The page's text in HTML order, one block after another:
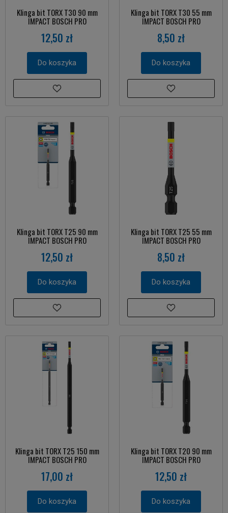
Klinga bit TORX T30 90 mm
IMPACT BOSCH PRO
12,50 zł
Do koszyka
Klinga bit TORX T30 55 mm
IMPACT BOSCH PRO
8,50 zł
Do koszyka
Klinga bit TORX T25 90 mm
IMPACT BOSCH PRO
12,50 zł
Do koszyka
Klinga bit TORX T25 55 mm
IMPACT BOSCH PRO
8,50 zł
Do koszyka
Klinga bit TORX T25 150 mm
IMPACT BOSCH PRO
17,00 zł
Do koszyka
Klinga bit TORX T20 90 mm
IMPACT BOSCH PRO
12,50 zł
Do koszyka